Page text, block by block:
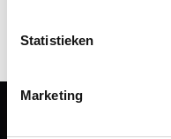
Statistieken
Marketing